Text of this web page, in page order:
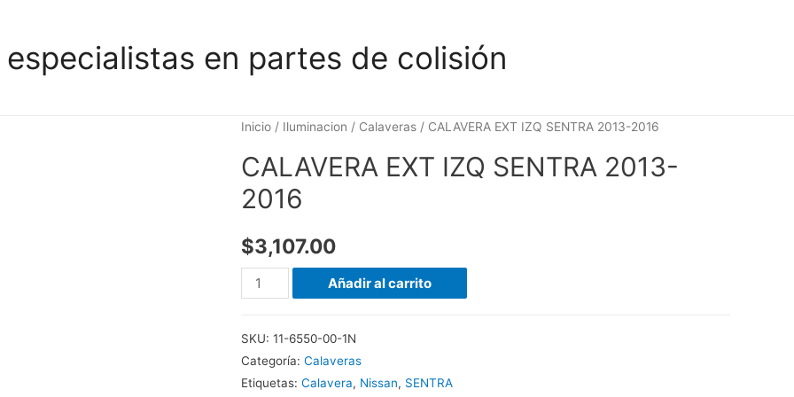
en partes de colisión
Inicio / Iluminacion / Calaveras / CALAVERA EXT IZQ SENTRA 2013-2016
CALAVERA EXT IZQ SENTRA 2013-
2016
$3,107.00
CALAVERA
EXT
2013-
Añadir al carrito
SKU: 11-6550-00-1N
Categoría: Calaveras
Etiquetas: Calavera, Nissan, SENTRA